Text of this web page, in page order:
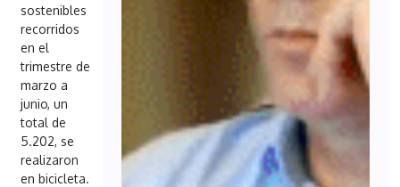
sostenibles
recorridos
en el
trimestre de
marzo a
junio, un
total de
5.202, se
realizaron
en bicicleta.